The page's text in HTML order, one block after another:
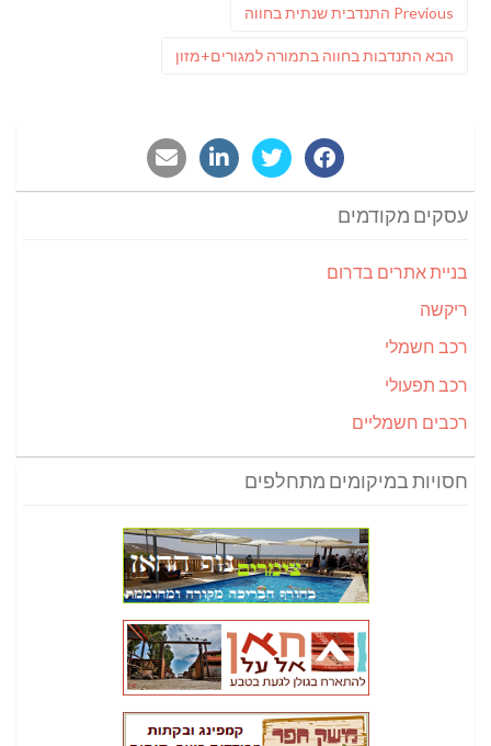
Previous
Previous
התנדבית שנתית בחווה
הבא פוסט
התנדבות בחווה בתמורה למגורים+מזון
עסקים מקודמים
בניית אתרים בדרום
ריקשה
רכב חשמלי
רכב תפעולי
רכבים חשמליים
חסויות במיקומים מתחלפים